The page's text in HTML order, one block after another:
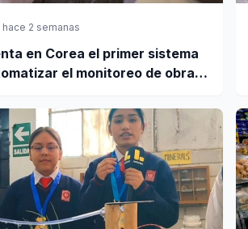
hace 2 semanas
en Corea el primer sistema
el monitoreo de obras